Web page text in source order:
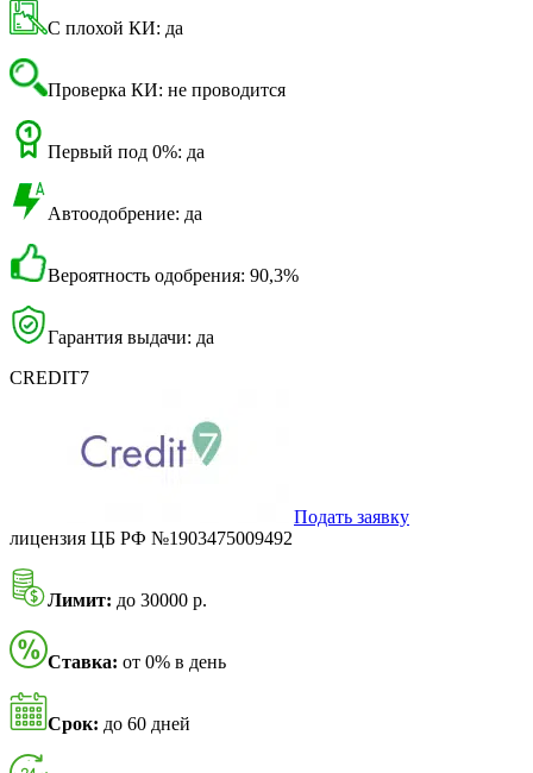
С плохой КИ: да
Проверка КИ: не проводится
Первый под 0%: да
Автоодобрение: да
Вероятность одобрения: 90,3%
Гарантия выдачи: да
CREDIT7
Подать заявку
лицензия ЦБ РФ №1903475009492
Лимит: до 30000 р.
Ставка: от 0% в день
Срок: до 60 дней